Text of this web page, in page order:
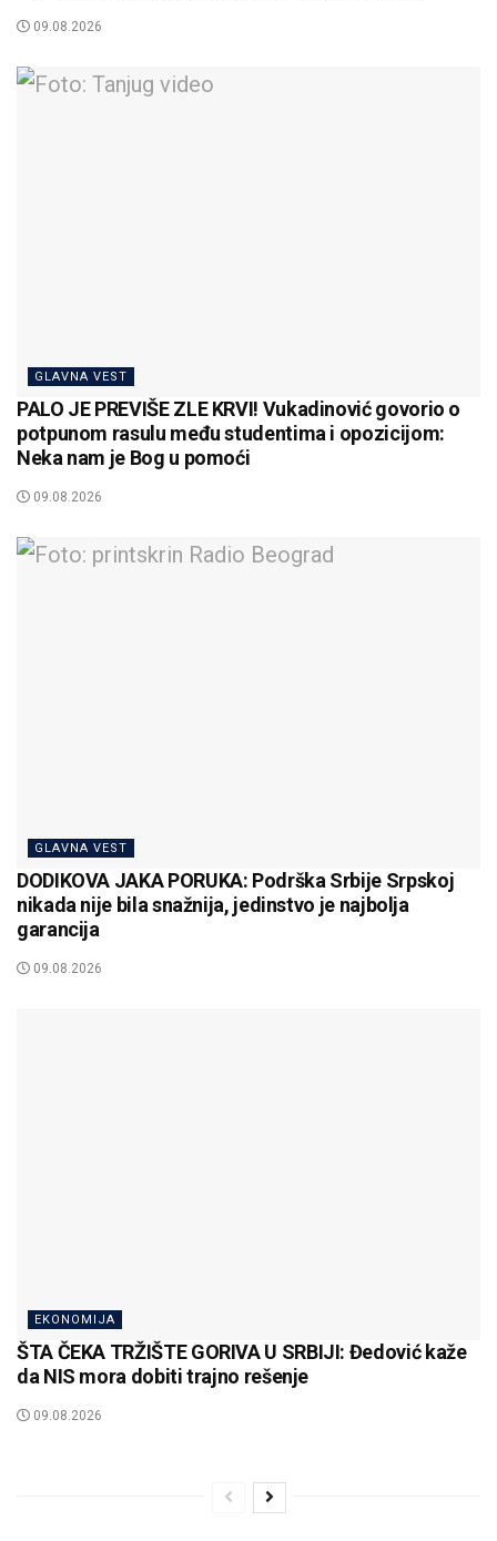
09.08.2026
GLAVNA VEST
PALO JE PREVIŠE ZLE KRVI! Vukadinović govorio o
potpunom rasulu među studentima i opozicijom:
Neka nam je Bog u pomoći
09.08.2026
GLAVNA VEST
DODIKOVA JAKA PORUKA: Podrška Srbije Srpskoj
nikada nije bila snažnija, jedinstvo je najbolja
garancija
09.08.2026
EKONOMIJA
ŠTA ČEKA TRŽIŠTE GORIVA U SRBIJI: Đedović kaže
da NIS mora dobiti trajno rešenje
09.08.2026